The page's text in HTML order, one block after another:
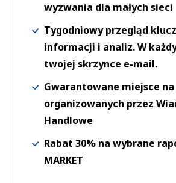
wyzwania dla małych sieci
Tygodniowy przegląd
informacji i analiz. W
twojej skrzynce e-mail.
Gwarantowane miejsce
organizowanych przez
Handlowe
Rabat 30% na wybrane
MARKET